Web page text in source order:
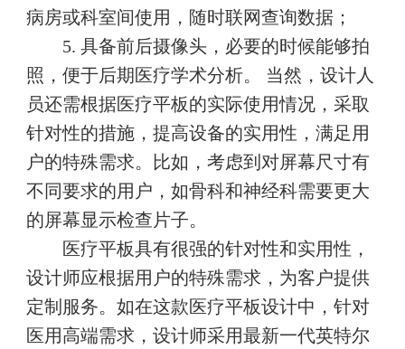
病房或科室间使用，随时联网查询数据；
5. 具备前后摄像头，必要的时候能够拍
照，便于后期医疗学术分析。 当然，设计人
员还需根据医疗平板的实际使用情况，采取
针对性的措施，提高设备的实用性，满足用
户的特殊需求。比如，考虑到对屏幕尺寸有
不同要求的用户，如骨科和神经科需要更大
的屏幕显示检查片子。
医疗平板具有很强的针对性和实用性，
设计师应根据用户的特殊需求，为客户提供
定制服务。如在这款医疗平板设计中，针对
医用高端需求，设计师采用最新一代英特尔